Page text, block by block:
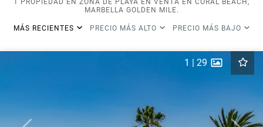
1 PROPIEDAD EN ZONA DE PLAYA EN VENTA EN CORAL BEACH,
MARBELLA GOLDEN MILE.
MÁS RECIENTES PRECIO MÁS ALTO PRECIO MÁS BAJO
1 | 29